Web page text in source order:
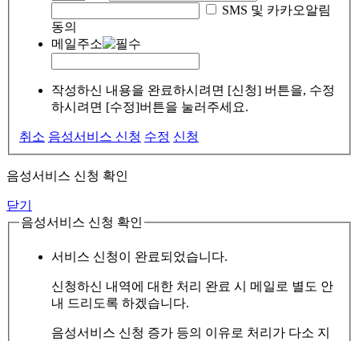
SMS 및 카카오알림
동의
메일주소
작성하신 내용을 완료하시려면 [신청] 버튼을, 수정
하시려면 [수정]버튼을 눌러주세요.
취소 음성서비스 신청 수정 신청
음성서비스 신청 확인
닫기
음성서비스 신청 확인
서비스 신청이 완료되었습니다.
신청하신 내역에 대한 처리 완료 시 메일로 별도 안
내 드리도록 하겠습니다.
음성서비스 신청 증가 등의 이유로 처리가 다소 지